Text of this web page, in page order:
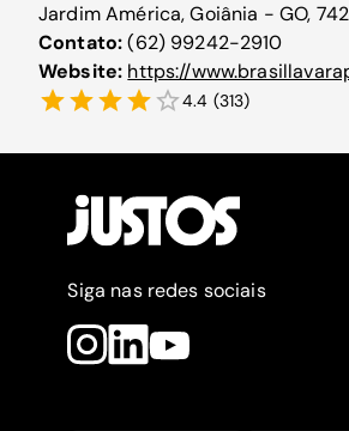
Jardim América, Goiânia - GO,
Contato:(62) 99242-2910
Website: https://
4.4 (313)
Siga nas redes sociais